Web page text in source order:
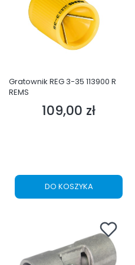
Gratownik REG 3-35 113900 R
REMS
Cena
109,00 zł
DO KOSZYKA